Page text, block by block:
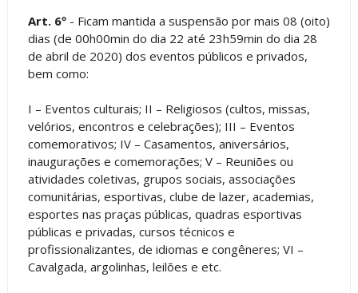
Art. 6º- Ficam mantida a suspensão por mais 08 (oito)
dias (de 00h00min do dia 22 até 23h59min do dia 28
de abril de 2020) dos eventos públicos e privados,
bem como:
I – Eventos culturais; II – Religiosos (cultos, missas,
velórios, encontros e celebrações); III – Eventos
comemorativos; IV – Casamentos, aniversários,
inaugurações e comemorações; V – Reuniões ou
atividades coletivas, grupos sociais, associações
comunitárias, esportivas, clube de lazer, academias,
esportes nas praças públicas, quadras esportivas
públicas e privadas, cursos técnicos e
profissionalizantes, de idiomas e congêneres; VI –
Cavalgada, argolinhas, leilões e etc.